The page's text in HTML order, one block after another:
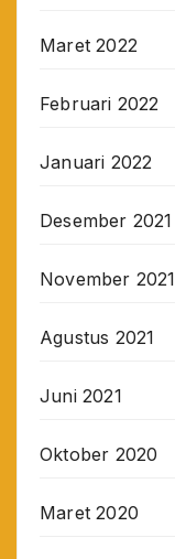
Maret 2022
Februari 2022
Januari 2022
Desember 2021
November 2021
Agustus 2021
Juni 2021
Oktober 2020
Maret 2020